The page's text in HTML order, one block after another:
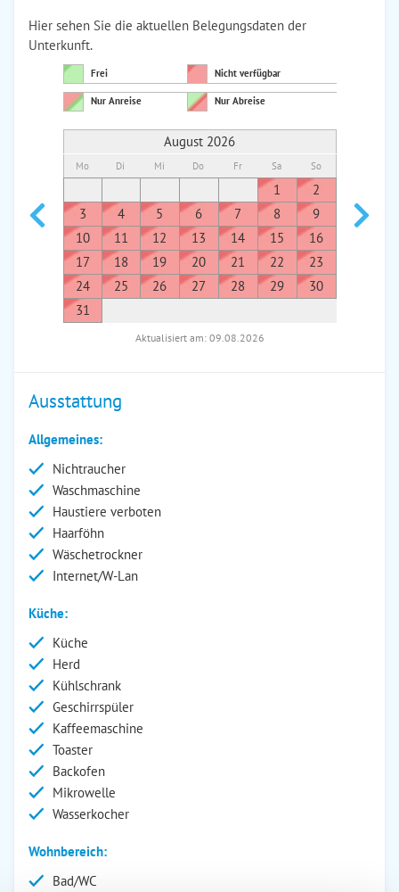
Hier sehen Sie die aktuellen Belegungsdaten der
Unterkunft.
Frei Nicht verfügbar
Nur Anreise Nur Abreise
August 2026
Mo Di Mi Do Fr Sa So
1
2
3
4 5 6 7 8
9
10
11 12 13 14 15
16
17
18 19 20 21 22
23
24
25 26 27 28 29
30
31
7
Aktualisiert am: 09.08.2026
Ausstattung
Allgemeines:
Nichtraucher
Waschmaschine
Haustiere verboten
Haarföhn
Wäschetrockner
Internet/W-Lan
Küche:
Küche
Herd
Kühlschrank
Geschirrspüler
Kaffeemaschine
Toaster
Backofen
Mikrowelle
Wasserkocher
Wohnbereich:
Bad/WC